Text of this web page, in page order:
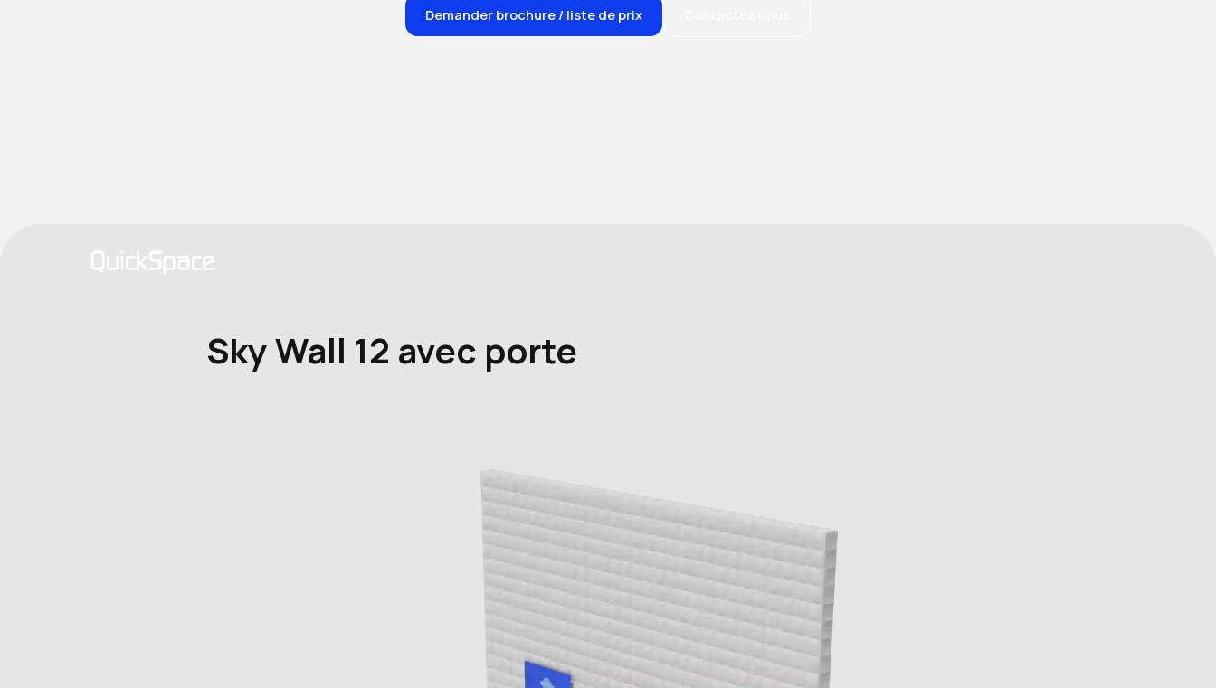
Demander brochure / liste de prix
Sky Wall 12 avec porte